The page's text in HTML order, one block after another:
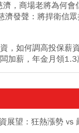
，商場老將為何會
濟發聲：將捍衛信
，如何調高投保薪
加薪，年金月領
展望：狂熱漲勢 vs